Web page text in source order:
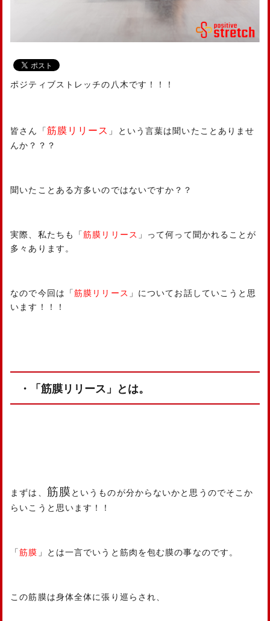
ポジティブストレッチの八木です！！！
皆さん「筋膜リリース 」という言葉は聞いたことありませ
んか？？？
聞いたことある方多いのではないですか？？
実際、私たちも「筋膜リリース 」って何って聞かれることが
多々あります。
なので今回は「筋膜リリース 」についてお話していこうと思
います！！！
・「筋膜リリース」とは。
まずは、 筋膜 というものが分からないかと思うのでそこか
らいこうと思います！！
「筋膜 」とは一言でいうと筋肉を包む膜の事なのです。
この筋膜は身体全体に張り巡らされ、